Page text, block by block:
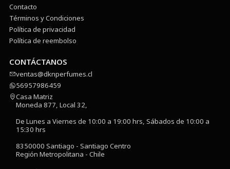
Contacto
Términos y Condiciones
Política de privacidad
Política de reembolso
CONTÁCTANOS
ventas@dknperfumes.cl
56957986459
Casa Matriz
Moneda 877, Local 32,
De Lunes a Viernes de 10:00 a 19:00 hrs, Sábados de 10:00 a
15:30 hrs
8350000 Santiago - Santiago Centro
Región Metropolitana - Chile